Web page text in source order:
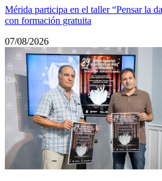
Mérida participa en el taller “Pensar la
con formación gratuita
07/08/2026